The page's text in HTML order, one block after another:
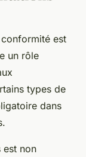
est
un rôle
types de
dans
est non